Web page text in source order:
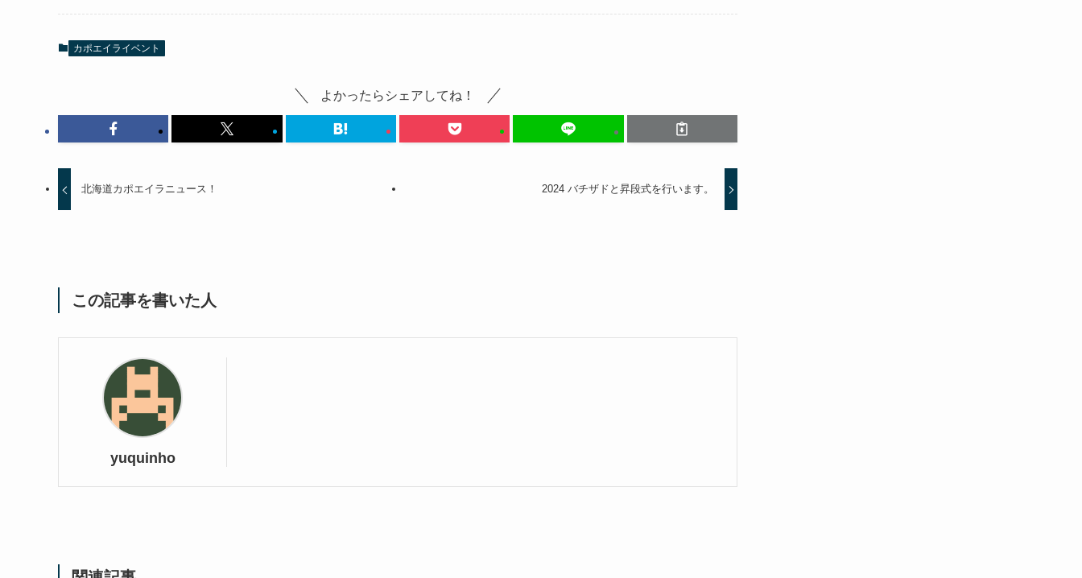
カポエイライベント
よかったらシェアしてね！
北海道カポエイラニュース！ 2024 バチザドと昇段式を行います。
この記事を書いた人
yuquinho